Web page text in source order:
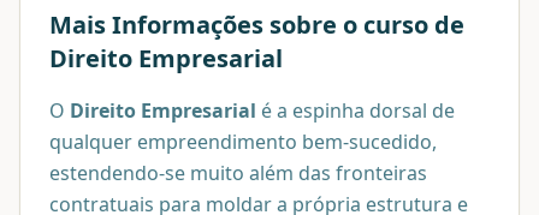
Mais Informações sobre o curso de
Direito Empresarial
O Direito Empresarial é a espinha dorsal de
qualquer empreendimento bem-sucedido,
estendendo-se muito além das fronteiras
contratuais para moldar a própria estrutura e